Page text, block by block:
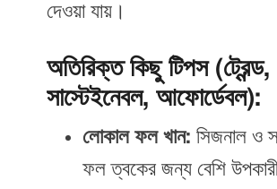
দেওয়া যায়।
অতিরিক্ত কিছু টিপস (ট্রেন্ড,
সাস্টেইনেবল, আফোর্ডেবল):
লোকাল ফল খান: সিজনাল ও
ফল ত্বকের জন্য বেশি